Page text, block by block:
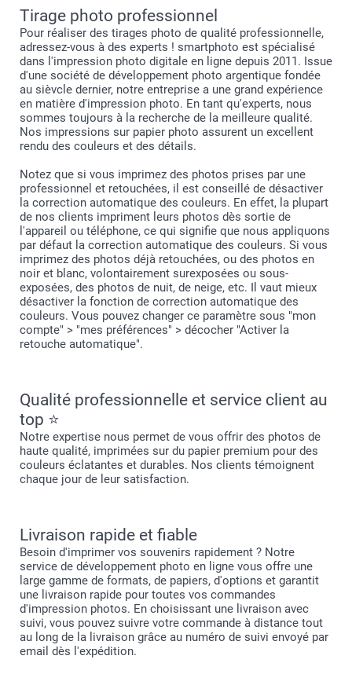
Tirage photo professionnel
Pour réaliser des tirages photo de qualité professionnelle,
adressez-vous à des experts ! smartphoto est spécialisé
dans l'impression photo digitale en ligne depuis 2011. Issue
d'une société de développement photo argentique fondée
au sièvcle dernier, notre entreprise a une grand expérience
en matière d'impression photo. En tant qu'experts, nous
sommes toujours à la recherche de la meilleure qualité.
Nos impressions sur papier photo assurent un excellent
rendu des couleurs et des détails.
Notez que si vous imprimez des photos prises par une
professionnel et retouchées, il est conseillé de désactiver
la correction automatique des couleurs. En effet, la plupart
de nos clients impriment leurs photos dès sortie de
l'appareil ou téléphone, ce qui signifie que nous appliquons
par défaut la correction automatique des couleurs. Si vous
imprimez des photos déjà retouchées, ou des photos en
noir et blanc, volontairement surexposées ou sous-
exposées, des photos de nuit, de neige, etc. Il vaut mieux
désactiver la fonction de correction automatique des
couleurs. Vous pouvez changer ce paramètre sous "mon
compte" > "mes préférences" > décocher "Activer la
retouche automatique".
Qualité professionnelle et service client au
top ⭐
Notre expertise nous permet de vous offrir des photos de
haute qualité, imprimées sur du papier premium pour des
couleurs éclatantes et durables. Nos clients témoignent
chaque jour de leur satisfaction.
Livraison rapide et fiable
Besoin d'imprimer vos souvenirs rapidement ? Notre
service de développement photo en ligne vous offre une
large gamme de formats, de papiers, d'options et garantit
une livraison rapide pour toutes vos commandes
d'impression photos. En choisissant une livraison avec
suivi, vous pouvez suivre votre commande à distance tout
au long de la livraison grâce au numéro de suivi envoyé par
email dès l'expédition.